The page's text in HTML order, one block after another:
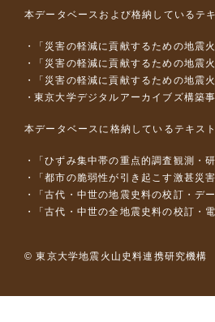
本データベースおよび格納しているテ
「災害の軽減に貢献するための地震
「災害の軽減に貢献するための地震
「災害の軽減に貢献するための地震
東京大学デジタルアーカイブズ構築
本データベースに格納しているテキス
「ひずみ集中帯の重点的調査観測
「都市の脆弱性が引き起こす激甚
「古代・中世の地震史料の校訂・
「古代・中世の全地震史料の校訂
© 東京大学地震火山史料連携研究機構